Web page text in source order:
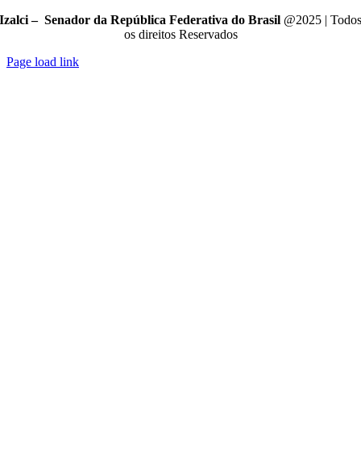
Izalci – Senador da República Federativa do Brasil @2025 | Todos
os direitos Reservados
Page load link